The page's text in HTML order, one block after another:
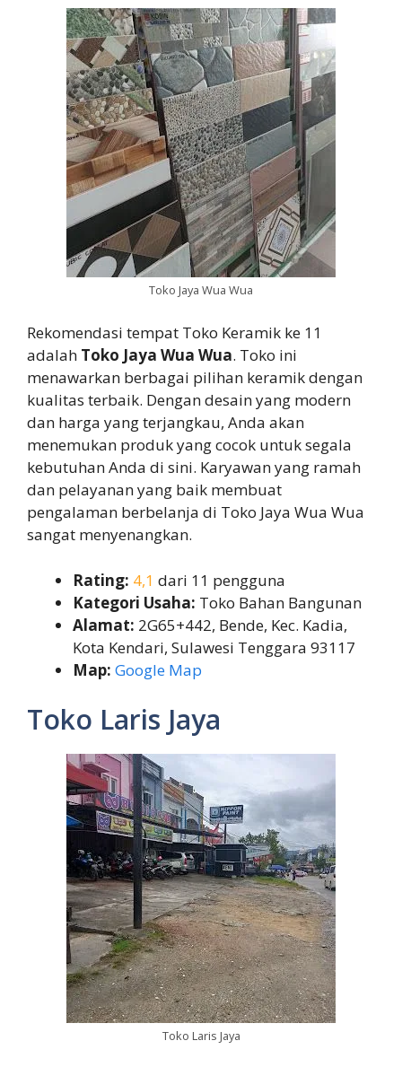
Toko Jaya Wua Wua
Rekomendasi tempat Toko Keramik ke 11
adalah Toko Jaya Wua Wua. Toko ini
menawarkan berbagai pilihan keramik dengan
kualitas terbaik. Dengan desain yang modern
dan harga yang terjangkau, Anda akan
menemukan produk yang cocok untuk segala
kebutuhan Anda di sini. Karyawan yang ramah
dan pelayanan yang baik membuat
pengalaman berbelanja di Toko Jaya Wua Wua
sangat menyenangkan.
Rating: 4,1 dari 11 pengguna
Kategori Usaha: Toko Bahan Bangunan
Alamat: 2G65+442, Bende, Kec. Kadia,
Kota Kendari, Sulawesi Tenggara 93117
Map: Google Map
Toko Laris Jaya
Toko Laris Jaya